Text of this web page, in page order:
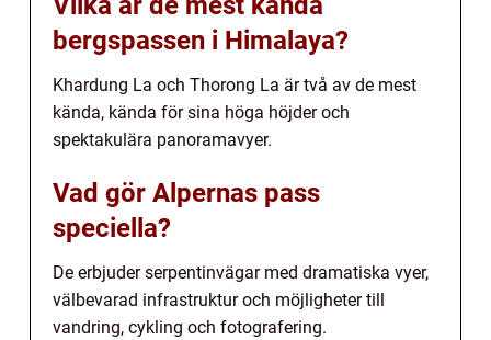
bergspassen i Himalaya?
Khardung La och Thorong La är två av de mest
kända, kända för sina höga höjder och
spektakulära panoramavyer.
Vad gör Alpernas pass
speciella?
De erbjuder serpentinvägar med dramatiska vyer,
välbevarad infrastruktur och möjligheter till
vandring, cykling och fotografering.